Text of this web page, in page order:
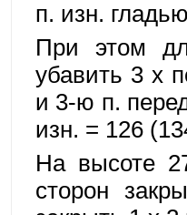
п. изн.
При этом
убавить 3 х
и 3-ю п.
изн. = 126
На высоте
сторон